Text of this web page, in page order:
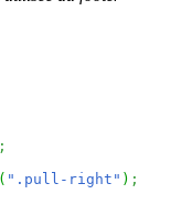
;
( ".pull-right" ) ;